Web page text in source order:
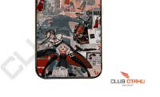
options
peuvent
être
choisies
sur